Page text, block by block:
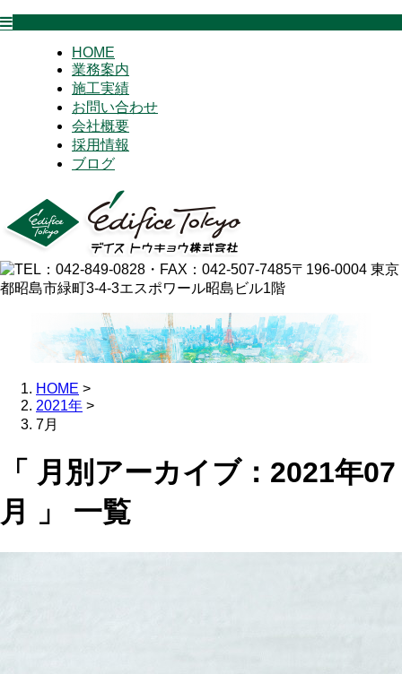
HOME
業務案内
施工実績
お問い合わせ
会社概要
採用情報
ブログ
HOME >
2021年 >
7月
「 月別アーカイブ：2021年07
月 」 一覧